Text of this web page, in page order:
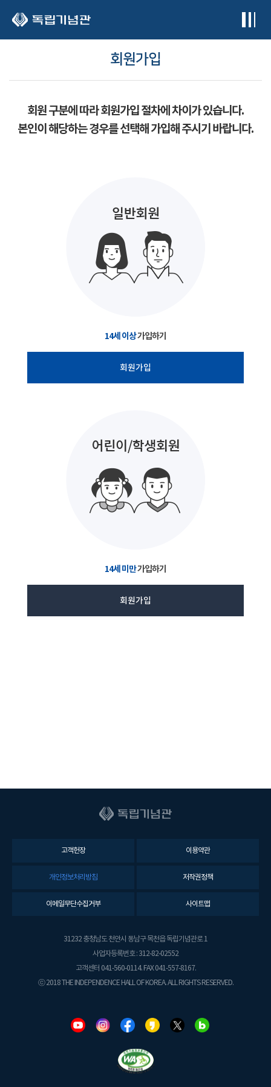
회원가입
회원 구분에 따라 회원가입 절차에 차이가 있습니다.
본인이 해당하는 경우를 선택해 가입해 주시기 바랍니다.
14세 이상가입하기
회원가입
14세 미만가입하기
회원가입
고객헌장 이용약관
개인정보처리방침 저작권정책
이메일무단수집거부 사이트맵
31232 충청남도 천안시 동남구 목천읍 독립기념관로 1
사업자등록번호 : 312-82-02552
고객센터 041-560-0114. FAX 041-557-8167.
ⓒ 2018 THE INDEPENDENCE HALL OF KOREA. ALL RIGHTS RESERVED.